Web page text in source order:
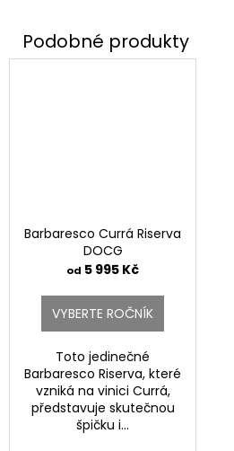
Barbaresco Currá Riserva
DOCG
od 5 995 Kč
VYBERTE ROČNÍK
Toto jedinečné
Barbaresco Riserva, které
vzniká na vinici Currá,
představuje skutečnou
špičku i...